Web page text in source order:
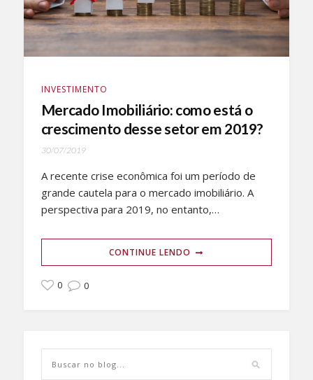
INVESTIMENTO
Mercado Imobiliário: como está o
crescimento desse setor em 2019?
30/07/2019
A recente crise econômica foi um período de
grande cautela para o mercado imobiliário. A
perspectiva para 2019, no entanto,…
CONTINUE LENDO
0 0